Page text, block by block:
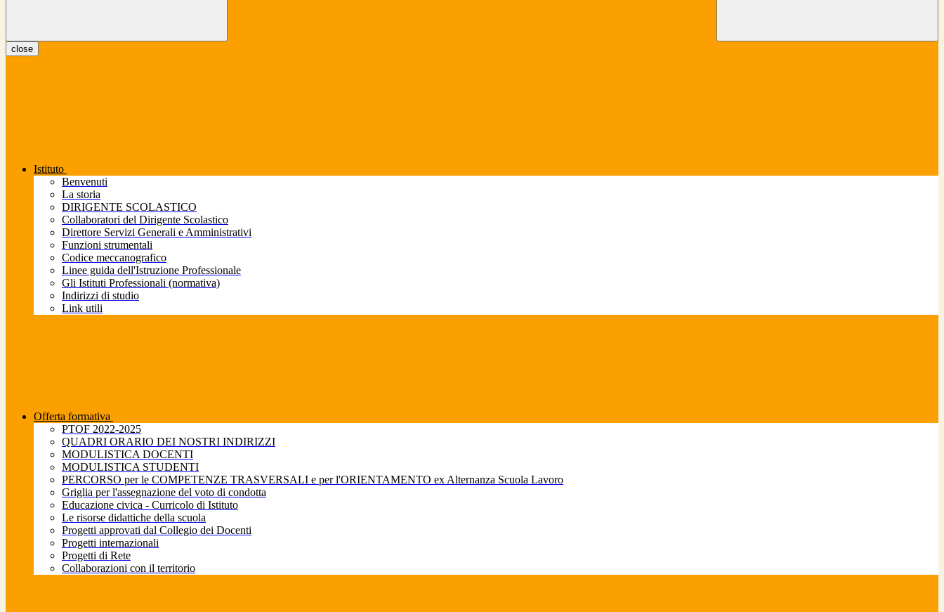
close
Istituto
Benvenuti
La storia
DIRIGENTE SCOLASTICO
Collaboratori del Dirigente Scolastico
Direttore Servizi Generali e Amministrativi
Funzioni strumentali
Codice meccanografico
Linee guida dell'Istruzione Professionale
Gli Istituti Professionali (normativa)
Indirizzi di studio
Link utili
Offerta formativa
PTOF 2022-2025
QUADRI ORARIO DEI NOSTRI INDIRIZZI
MODULISTICA DOCENTI
MODULISTICA STUDENTI
PERCORSO per le COMPETENZE TRASVERSALI e per l'ORIENTAMENTO ex Alternanza Scuola Lavoro
Griglia per l'assegnazione del voto di condotta
Educazione civica - Curricolo di Istituto
Le risorse didattiche della scuola
Progetti approvati dal Collegio dei Docenti
Progetti internazionali
Progetti di Rete
Collaborazioni con il territorio